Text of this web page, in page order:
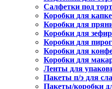
Салфетки под торт
Коробки для
Коробки для
Коробки для
Коробки для
Коробки для
Коробки для
Ленты для
Пакеты п/э для
Пакеты/коробки